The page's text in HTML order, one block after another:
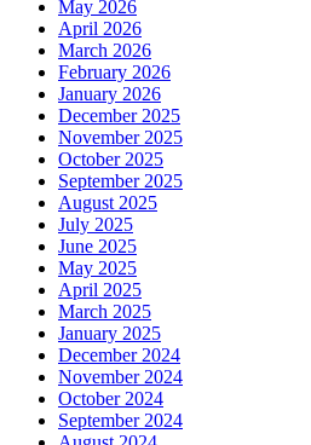
May 2026
April 2026
March 2026
February 2026
January 2026
December 2025
November 2025
October 2025
September 2025
August 2025
July 2025
June 2025
May 2025
April 2025
March 2025
January 2025
December 2024
November 2024
October 2024
September 2024